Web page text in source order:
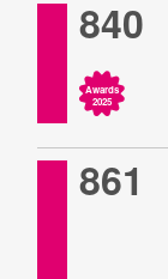
840
Awards
2025
861